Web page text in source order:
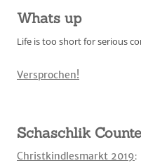
Whats up
Life is too short for serious
Versprochen!
Schaschlik
Christkindlesmarkt 2019: